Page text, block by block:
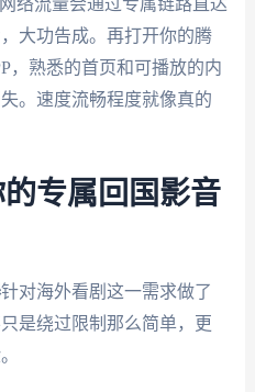
大功告成。再打开你的腾
，熟悉的首页和可播放的内
。速度流畅程度就像真的
专属回国影音
针对海外看剧这一需求做了
是绕过限制那么简单，更